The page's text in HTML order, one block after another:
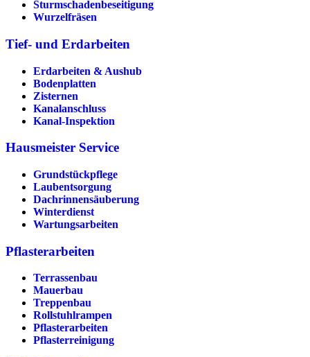
Sturmschadenbeseitigung
Wurzelfräsen
Tief- und Erdarbeiten
Erdarbeiten & Aushub
Bodenplatten
Zisternen
Kanalanschluss
Kanal-Inspektion
Hausmeister Service
Grundstückpflege
Laubentsorgung
Dachrinnen­säuberung
Winterdienst
Wartungsarbeiten
Pflasterarbeiten
Terrassenbau
Mauerbau
Treppenbau
Rollstuhlrampen
Pflasterarbeiten
Pflasterreinigung